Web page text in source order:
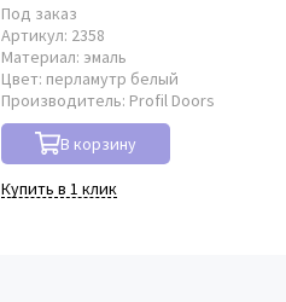
Под заказ
Артикул: 2358
Материал: эмаль
Цвет: перламутр белый
Производитель: Profil Doors
В корзину
Купить в 1 клик